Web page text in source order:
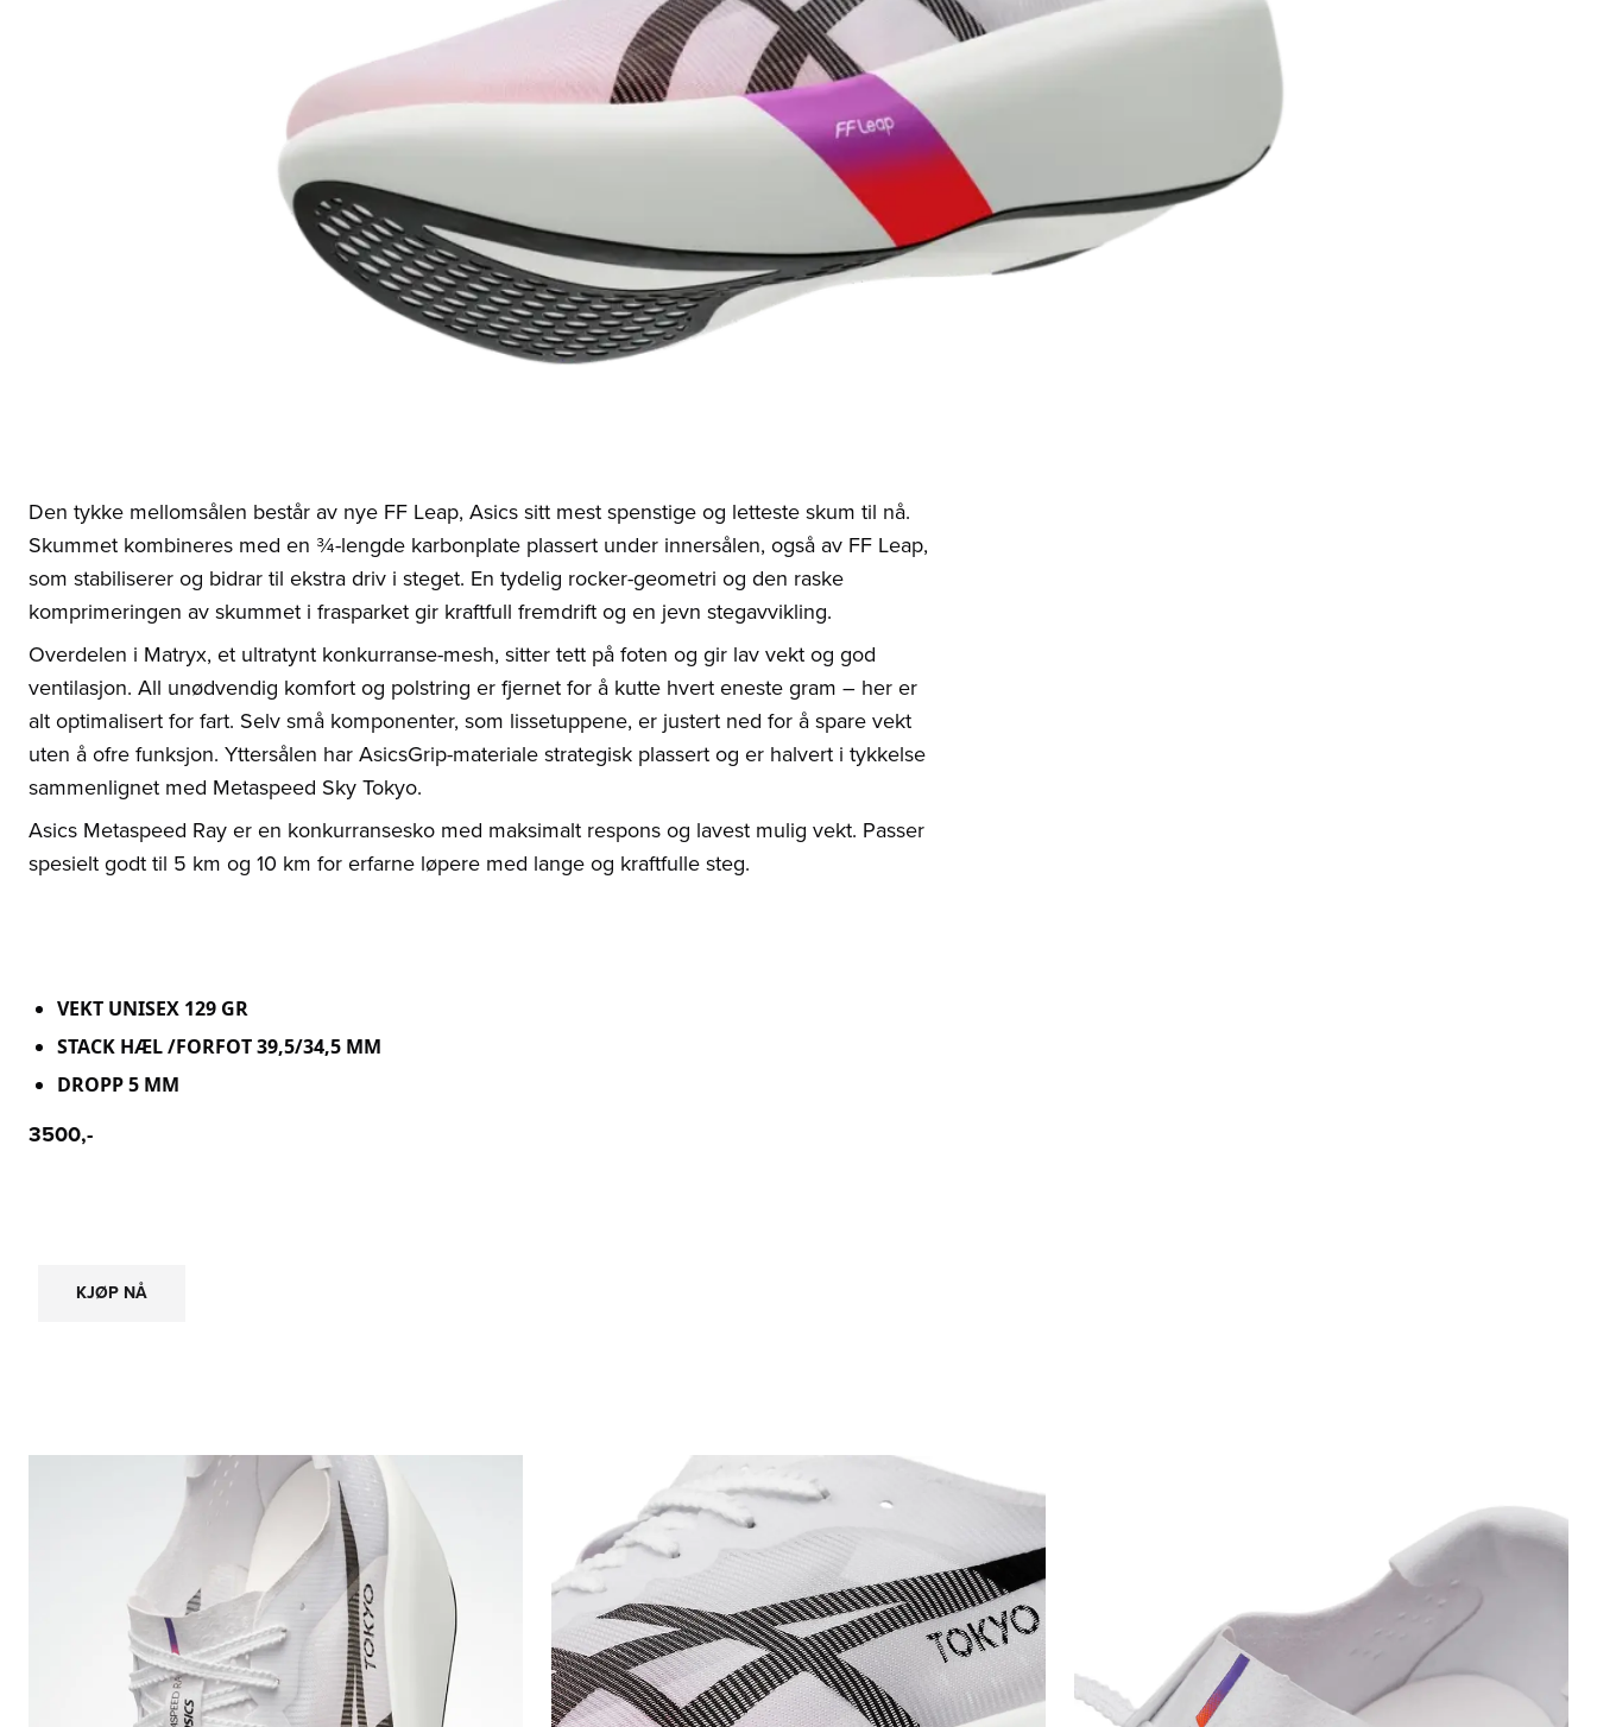
Den tykke mellomsålen består av nye FF Leap, Asics sitt mest spenstige og letteste skum til nå.
Skummet kombineres med en ¾-lengde karbonplate plassert under innersålen, også av FF Leap,
som stabiliserer og bidrar til ekstra driv i steget. En tydelig rocker-geometri og den raske
komprimeringen av skummet i frasparket gir kraftfull fremdrift og en jevn stegavvikling.
Overdelen i Matryx, et ultratynt konkurranse-mesh, sitter tett på foten og gir lav vekt og god
ventilasjon. All unødvendig komfort og polstring er fjernet for å kutte hvert eneste gram – her er
alt optimalisert for fart. Selv små komponenter, som lissetuppene, er justert ned for å spare vekt
uten å ofre funksjon. Yttersålen har AsicsGrip-materiale strategisk plassert og er halvert i tykkelse
sammenlignet med Metaspeed Sky Tokyo.
Asics Metaspeed Ray er en konkurransesko med maksimalt respons og lavest mulig vekt. Passer
spesielt godt til 5 km og 10 km for erfarne løpere med lange og kraftfulle steg.
VEKT UNISEX 129 GR
STACK HÆL /FORFOT 39,5/34,5 MM
DROPP 5 MM
3500,-
KJØP NÅ